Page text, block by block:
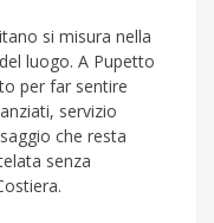
si misura nella
luogo. A Pupetto
per far sentire
servizio
che resta
senza